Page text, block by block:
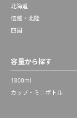
北海道
信越・北陸
四国
容量から探す
1800ml
カップ・ミニボトル